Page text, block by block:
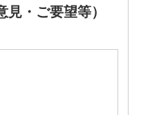
・ご要望等）